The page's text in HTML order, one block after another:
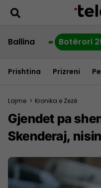
Ballina Botërori
Prishtina Prizreni
Lajme > Kronika e Zezë
Gjendet pa
Skenderaj,